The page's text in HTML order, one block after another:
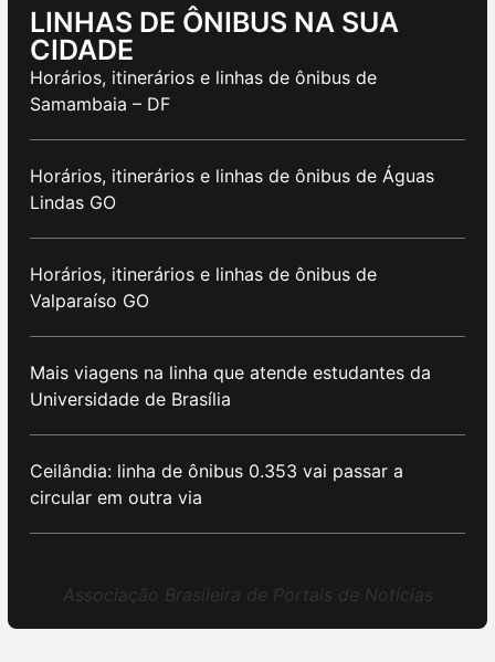
LINHAS DE ÔNIBUS NA SUA
CIDADE
Horários, itinerários e linhas de ônibus de
Samambaia – DF
Horários, itinerários e linhas de ônibus de Águas
Lindas GO
Horários, itinerários e linhas de ônibus de
Valparaíso GO
Mais viagens na linha que atende estudantes da
Universidade de Brasília
Ceilândia: linha de ônibus 0.353 vai passar a
circular em outra via
Associação Brasileira de Portais de Notícias